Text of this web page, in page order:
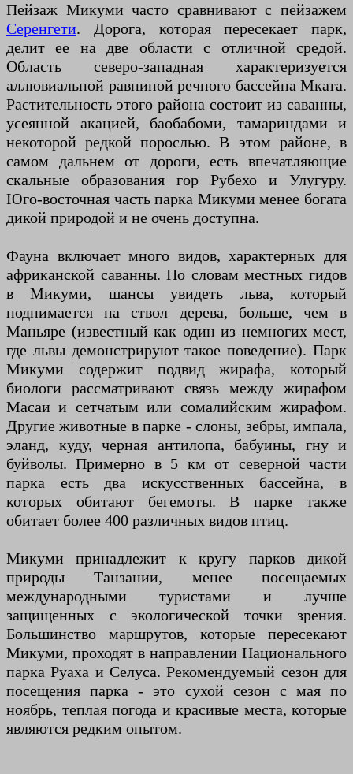
Пейзаж Микуми часто сравнивают с пейзажем
Серенгети. Дорога, которая пересекает парк,
делит ее на две области с отличной средой.
Область северо-западная характеризуется
аллювиальной равниной речного бассейна Мката.
Растительность этого района состоит из саванны,
усеянной акацией, баобабоми, тамариндами и
некоторой редкой порослью. В этом районе, в
самом дальнем от дороги, есть впечатляющие
скальные образования гор Рубехо и Улугуру.
Юго-восточная часть парка Микуми менее богата
дикой природой и не очень доступна.
Фауна включает много видов, характерных для
африканской саванны. По словам местных гидов
в Микуми, шансы увидеть льва, который
поднимается на ствол дерева, больше, чем в
Маньяре (известный как один из немногих мест,
где львы демонстрируют такое поведение). Парк
Микуми содержит подвид жирафа, который
биологи рассматривают связь между жирафом
Масаи и сетчатым или сомалийским жирафом.
Другие животные в парке - слоны, зебры, импала,
эланд, куду, черная антилопа, бабуины, гну и
буйволы. Примерно в 5 км от северной части
парка есть два искусственных бассейна, в
которых обитают бегемоты. В парке также
обитает более 400 различных видов птиц.
Микуми принадлежит к кругу парков дикой
природы Танзании, менее посещаемых
международными туристами и лучше
защищенных с экологической точки зрения.
Большинство маршрутов, которые пересекают
Микуми, проходят в направлении Национального
парка Руаха и Селуса. Рекомендуемый сезон для
посещения парка - это сухой сезон с мая по
ноябрь, теплая погода и красивые места, которые
являются редким опытом.